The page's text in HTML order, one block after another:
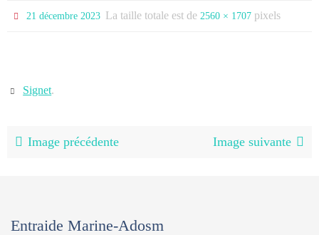
21 décembre 2023 La taille totale est de 2560 × 1707 pixels
Signet.
Image précédente Image suivante
Entraide Marine-Adosm